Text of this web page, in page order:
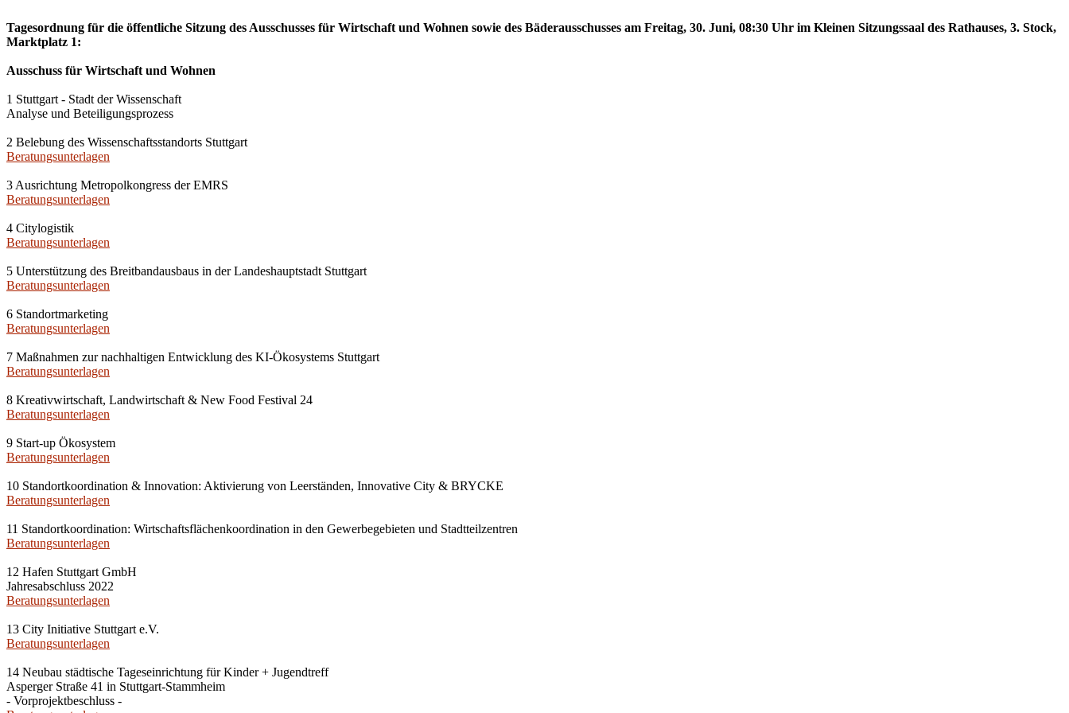
Tagesordnung für die öffentliche Sitzung des Ausschusses für Wirtschaft und Wohnen sowie des Bäderausschusses am Freitag, 30. Juni, 08:30 Uhr im Kleinen Sitzungssaal des Rathauses, 3. Stock,
Marktplatz 1:
Ausschuss für Wirtschaft und Wohnen
1 Stuttgart - Stadt der Wissenschaft
Analyse und Beteiligungsprozess
2 Belebung des Wissenschaftsstandorts Stuttgart
Beratungsunterlagen
3 Ausrichtung Metropolkongress der EMRS
Beratungsunterlagen
4 Citylogistik
Beratungsunterlagen
5 Unterstützung des Breitbandausbaus in der Landeshauptstadt Stuttgart
Beratungsunterlagen
6 Standortmarketing
Beratungsunterlagen
7 Maßnahmen zur nachhaltigen Entwicklung des KI-Ökosystems Stuttgart
Beratungsunterlagen
8 Kreativwirtschaft, Landwirtschaft & New Food Festival 24
Beratungsunterlagen
9 Start-up Ökosystem
Beratungsunterlagen
10 Standortkoordination & Innovation: Aktivierung von Leerständen, Innovative City & BRYCKE
Beratungsunterlagen
11 Standortkoordination: Wirtschaftsflächenkoordination in den Gewerbegebieten und Stadtteilzentren
Beratungsunterlagen
12 Hafen Stuttgart GmbH
Jahresabschluss 2022
Beratungsunterlagen
13 City Initiative Stuttgart e.V.
Beratungsunterlagen
14 Neubau städtische Tageseinrichtung für Kinder + Jugendtreff
Asperger Straße 41 in Stuttgart-Stammheim
- Vorprojektbeschluss -